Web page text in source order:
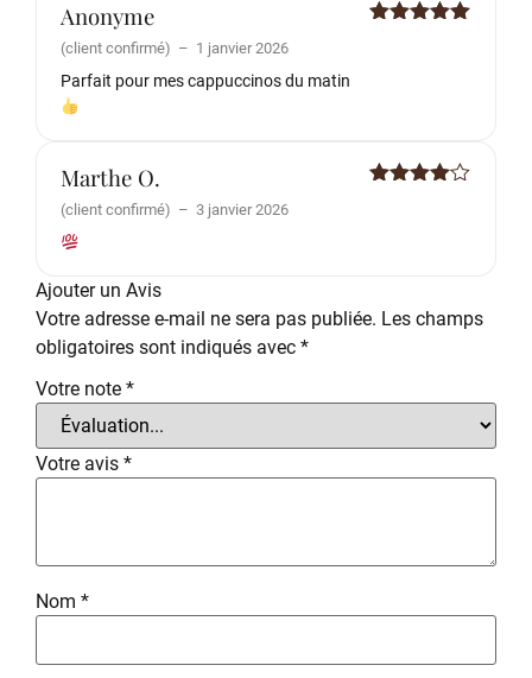
Anonyme
(client confirmé) – 1 janvier 2026
Parfait pour mes cappuccinos du matin
Marthe O.
(client confirmé) – 3 janvier 2026
Ajouter un Avis
Votre adresse e-mail ne sera pas publiée. Les champs
obligatoires sont indiqués avec *
Votre note *
Votre avis *
Nom *